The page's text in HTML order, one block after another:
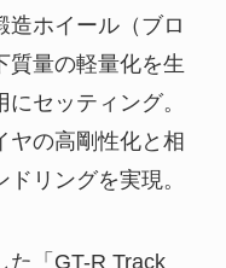
造ホイール（ブロ
質量の軽量化を生
セッティング。
ヤの高剛性化と相
リングを実現。
た「GT-R Track